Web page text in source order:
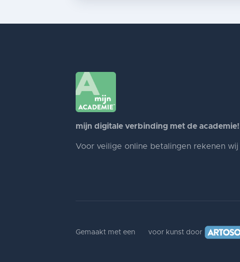
mijn digitale verbinding met de academie!
Voor veilige online betalingen rekenen
Gemaakt met een voor kunst door